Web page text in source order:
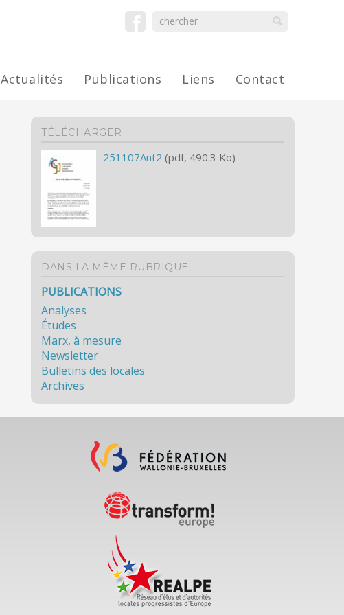
Actualités Publications Liens Contact
TÉLÉCHARGER
251107Ant2 (pdf, 490.3 Ko)
DANS LA MÊME RUBRIQUE
PUBLICATIONS
Analyses
Études
Marx, à mesure
Newsletter
Bulletins des locales
Archives